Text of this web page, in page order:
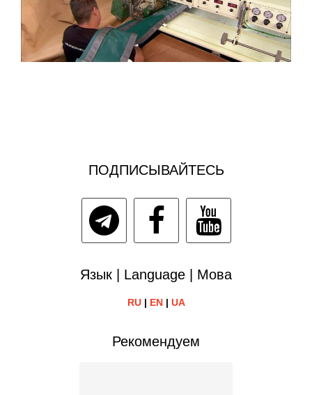
ПОДПИСЫВАЙТЕСЬ
Язык | Language | Мова
RU| EN| UA
Рекомендуем